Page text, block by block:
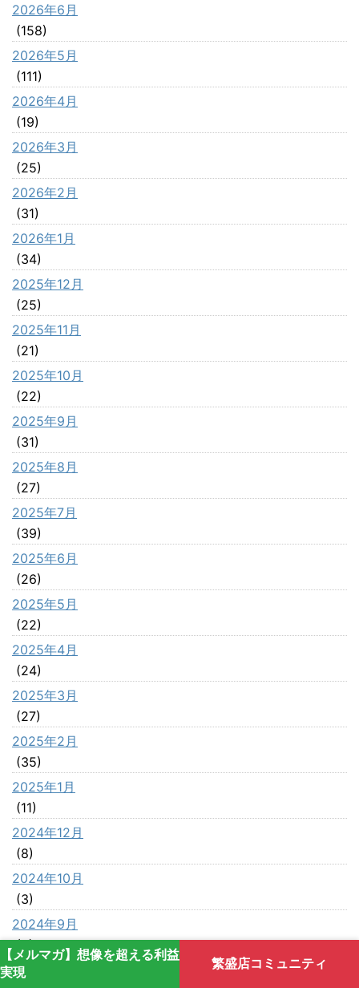
【メルマガ】想像を超える利益
実現
繁盛店コミュニティ
2026年6月
(158)
2026年5月
(111)
2026年4月
(19)
2026年3月
(25)
2026年2月
(31)
2026年1月
(34)
2025年12月
(25)
2025年11月
(21)
2025年10月
(22)
2025年9月
(31)
2025年8月
(27)
2025年7月
(39)
2025年6月
(26)
2025年5月
(22)
2025年4月
(24)
2025年3月
(27)
2025年2月
(35)
2025年1月
(11)
2024年12月
(8)
2024年10月
(3)
2024年9月
(2)
2024年8月